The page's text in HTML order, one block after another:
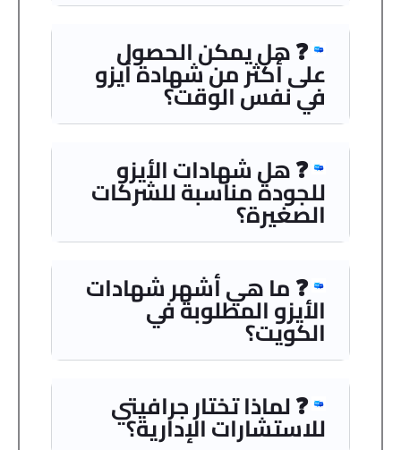
❓ هل يمكن الحصول
على أكثر من شهادة أيزو
في نفس الوقت؟
❓ هل شهادات الأيزو
للجودة مناسبة للشركات
الصغيرة؟
❓ ما هي أشهر شهادات
الأيزو المطلوبة في
الكويت؟
❓ لماذا تختار جرافيتي
للاستشارات الإدارية؟